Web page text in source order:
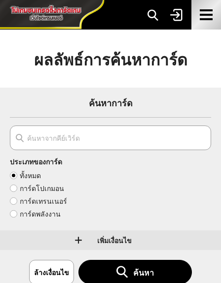
ผลลัพธ์การค้นหาการ์ด
ค้นหาการ์ด
ประเภทของการ์ด
ทั้งหมด
การ์ดโปเกมอน
การ์ดเทรนเนอร์
การ์ดพลังงาน
เพิ่มเงื่อนไข
ล้างเงื่อนไข ค้นหา